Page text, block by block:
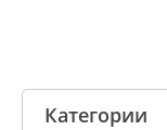
Категории